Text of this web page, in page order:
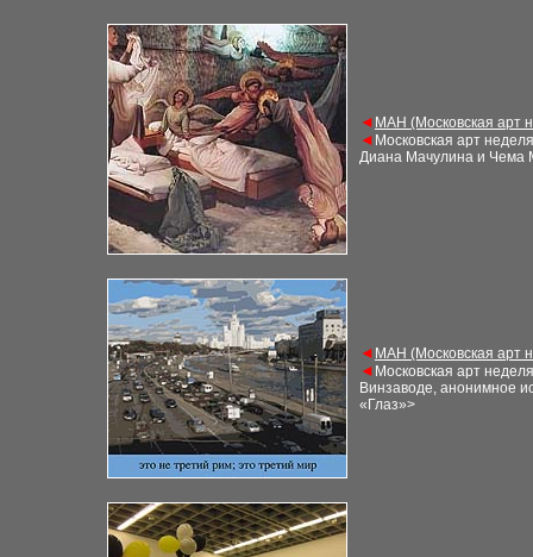
◄ МАН (Московская арт
◄ Московская арт неделя
Диана Мачулина и
◄ МАН (Московская арт
◄ Московская арт неделя
Винзаводе, анонимное
«Глаз»>